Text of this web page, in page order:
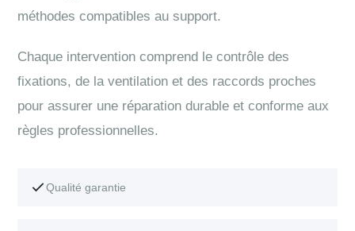
méthodes compatibles au support.
Chaque intervention comprend le contrôle des
fixations, de la ventilation et des raccords proches
pour assurer une réparation durable et conforme aux
règles professionnelles.
Qualité garantie